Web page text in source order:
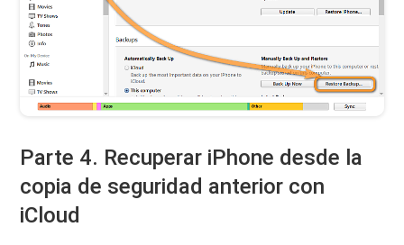
Parte 4. Recuperar iPhone desde la
copia de seguridad anterior con
iCloud